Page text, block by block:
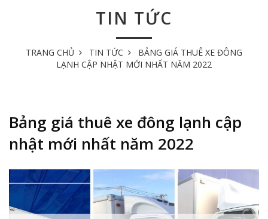
TIN TỨC
TRANG CHỦ TIN TỨC
BẢNG GIÁ THUÊ XE ĐÔNG
LẠNH CẬP NHẬT MỚI NHẤT NĂM 2022
Bảng giá thuê xe đông lạnh cập
nhật mới nhất năm 2022